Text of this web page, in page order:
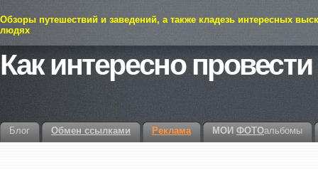
Обзоры путешествий и заведений, а также кладезь интересных
людях
Как интересно
Блог Обмен ссылками Реклама МОИ ФОТОальбомы